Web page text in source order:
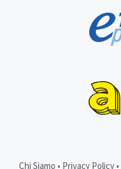
Chi Siamo • Privacy Policy •